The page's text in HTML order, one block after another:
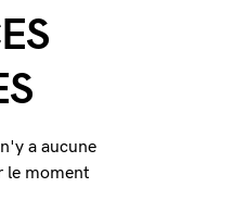
a aucune
le moment